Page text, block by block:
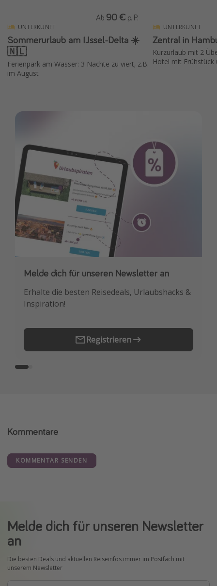
UNTERKUNFT
Sommerurlaub am IJssel-Delta ☀️
🇳🇱
Ferienpark am Wasser: 3 Nächte zu viert, z.B.
im August
Ab 90 € p. P.
UNTERKUNFT
Zentral in
Kurzurlaub mit 2
Hotel mit Frühstück
Melde dich für unseren Newsletter an
Erhalte die besten Reisedeals, Urlaubshacks &
Inspiration!
Registrieren
Downloade unsere App
Buche die besten Reiseschnäppchen als
Erstes.
Kommentare
KOMMENTAR SENDEN
Melde dich für unseren Newsletter
an
Die besten Deals und aktuellen Reiseinfos immer im Postfach mit
unserem Newsletter